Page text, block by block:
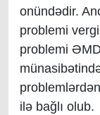
onündədir.
problemi
problemi
ilə bağlı olub.